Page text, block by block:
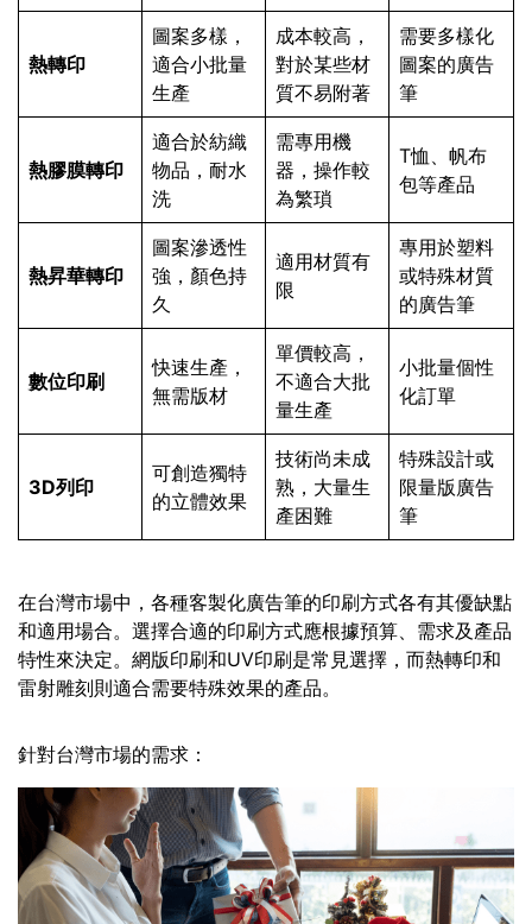
熱轉印
圖案多樣，
適合小批量
生產
成本較高，
對於某些材
質不易附著
需要多樣化
圖案的廣告
筆
熱膠膜轉印
適合於紡織
物品，耐水
洗
需專用機
器，操作較
為繁瑣
T恤、帆布
包等產品
熱昇華轉印
圖案滲透性
強，顏色持
久
適用材質有
限
專用於塑料
或特殊材質
的廣告筆
數位印刷
快速生產，
無需版材
單價較高，
不適合大批
量生產
小批量個性
化訂單
3D列印
可創造獨特
的立體效果
技術尚未成
熟，大量生
產困難
特殊設計或
限量版廣告
筆
在台灣市場中，各種客製化廣告筆的印刷方式各有其優缺點
和適用場合。選擇合適的印刷方式應根據預算、需求及產品
特性來決定。網版印刷和UV印刷是常見選擇，而熱轉印和
雷射雕刻則適合需要特殊效果的產品。
針對台灣市場的需求：